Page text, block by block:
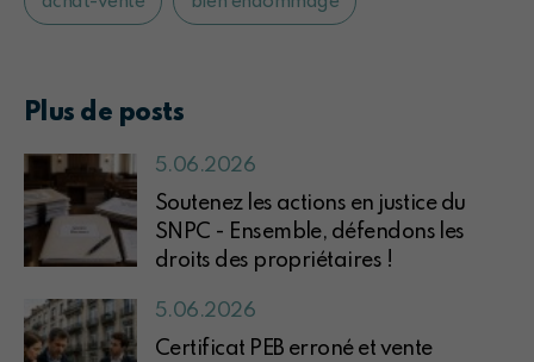
Plus de posts
5.06.2026
Soutenez les actions en justice du
SNPC - Ensemble, défendons les
droits des propriétaires !
5.06.2026
Certificat PEB erroné et vente